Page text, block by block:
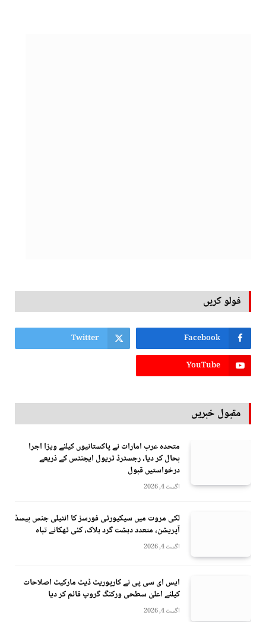
فولو کریں
Facebook
Twitter
YouTube
مقبول خبریں
متحدہ عرب امارات نے پاکستانیوں کیلئے ویزا اجرا
بحال کر دیا، رجسٹرڈ ٹریول ایجنٹس کے ذریعے
درخواستیں قبول
اگست 4, 2026
لکی مروت میں سیکیورٹی فورسز کا انٹیلی جنس بیسڈ
آپریشن، متعدد دہشت گرد ہلاک، کئی ٹھکانے تباہ
اگست 4, 2026
ایس ای سی پی نے کارپوریٹ ڈیٹ مارکیٹ اصلاحات
کیلئے اعلیٰ سطحی ورکنگ گروپ قائم کر دیا
اگست 4, 2026